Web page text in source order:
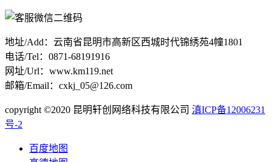
地址/Add：云南省昆明市高新区西城时代锦绣苑4幢1801
电话/Tel：0871-68191916
网址/Url：www.km119.net
邮箱/Email：cxkj_05@126.com
copyright ©2020 昆明轩创网络科技有限公司 滇ICP备12006231
号-2
百度地图